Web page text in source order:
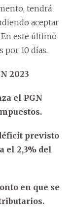
tendrá
aceptar
este último
por 10 días.
2023
el PGN
previsto
el 2,3% del
en que se